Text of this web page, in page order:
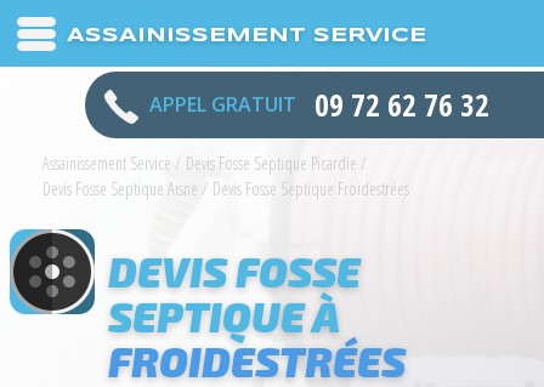
ASSAINISSEMENT SERVICE
APPEL GRATUIT 09 72 62 76 32
Assainissement Service / Devis Fosse Septique Picardie /
Devis Fosse Septique Aisne / Devis Fosse Septique Froidestrées
DEVIS FOSSE
SEPTIQUE À
FROIDESTRÉES